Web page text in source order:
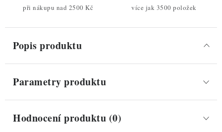
při nákupu nad 2500 Kč více jak 3500 položek
Popis produktu
Parametry produktu
Hodnocení produktu (0)